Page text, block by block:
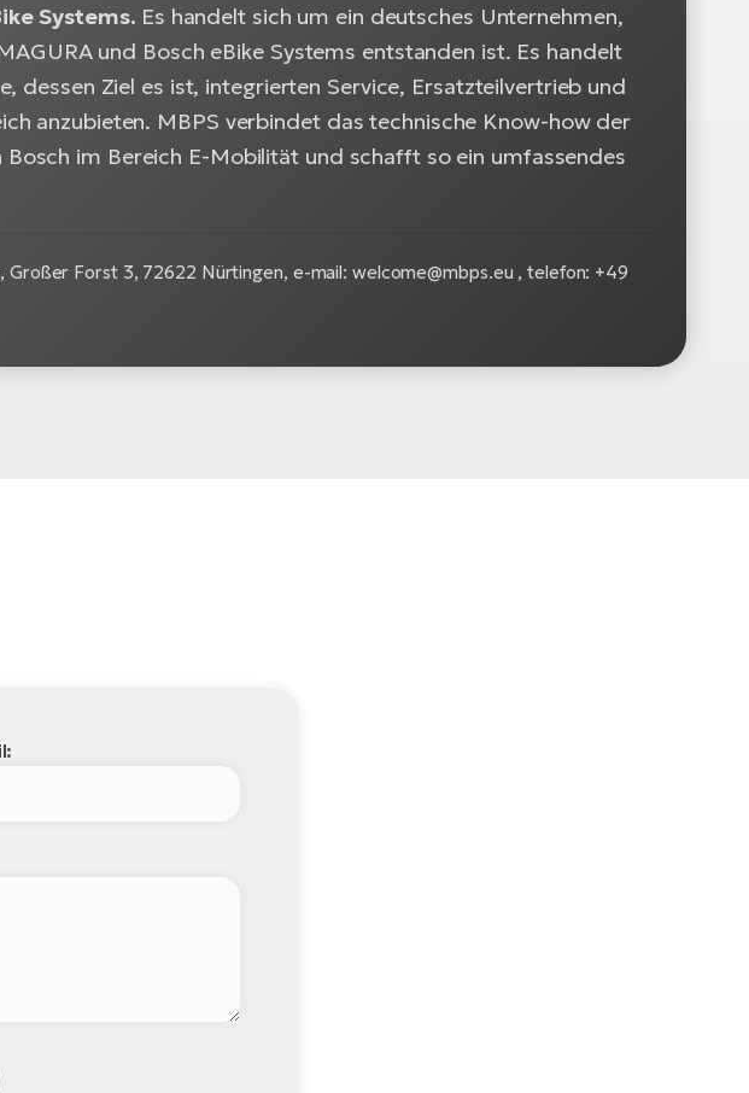
Systems. Es handelt sich um ein deutsches Unternehmen,
und Bosch eBike Systems entstanden ist. Es handelt
dessen Ziel es ist, integrierten Service, Ersatzteilvertrieb und
anzubieten. MBPS verbindet das technische Know-how der
im Bereich E-Mobilität und schafft so ein umfassendes
Großer Forst 3, 72622 Nürtingen, e-mail: welcome@mbps.eu , telefon: +49